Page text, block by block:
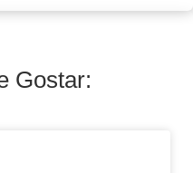
Gostar: